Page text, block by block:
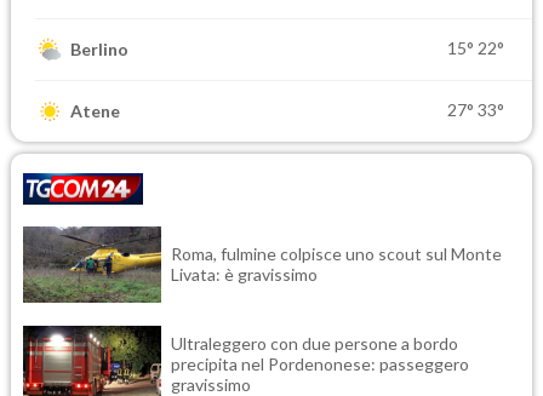
Berlino 15° 22°
Atene 27° 33°
Roma, fulmine colpisce uno scout sul Monte
Livata: è gravissimo
Ultraleggero con due persone a bordo
precipita nel Pordenonese: passeggero
gravissimo